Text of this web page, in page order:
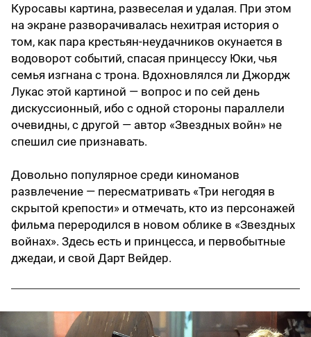
Куросавы картина, развеселая и удалая. При этом
на экране разворачивалась нехитрая история о
том, как пара крестьян-неудачников окунается в
водоворот событий, спасая принцессу Юки, чья
семья изгнана с трона. Вдохновлялся ли Джордж
Лукас этой картиной — вопрос и по сей день
дискуссионный, ибо с одной стороны параллели
очевидны, с другой — автор «Звездных войн» не
спешил сие признавать.
Довольно популярное среди киноманов
развлечение — пересматривать «Три негодяя в
скрытой крепости» и отмечать, кто из персонажей
фильма переродился в новом облике в «Звездных
войнах». Здесь есть и принцесса, и первобытные
джедаи, и свой Дарт Вейдер.